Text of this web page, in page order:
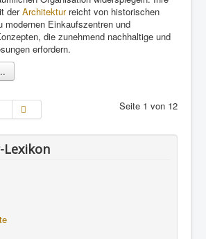
derArchitekturreicht von historischen
modernen Einkaufszentren und
die zunehmend nachhaltige und
erfordern.
Seite 1 von 12